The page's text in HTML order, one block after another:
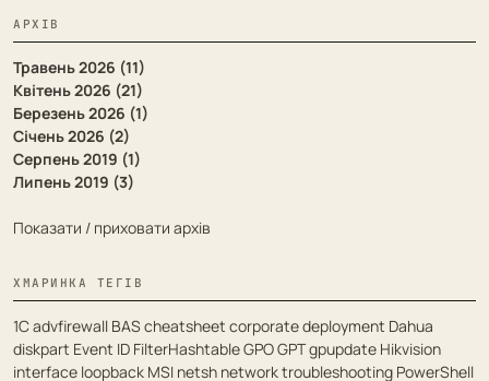
АРХІВ
Травень 2026 (11)
Квітень 2026 (21)
Березень 2026 (1)
Січень 2026 (2)
Серпень 2019 (1)
Липень 2019 (3)
Показати / приховати архів
ХМАРИНКА ТЕГІВ
1Сadvfirewall BAS cheatsheet corporate deployment Dahua
diskpart Event ID FilterHashtableGPOGPTgpupdate Hikvision
interface loopback MSI netsh network troubleshooting PowerShell